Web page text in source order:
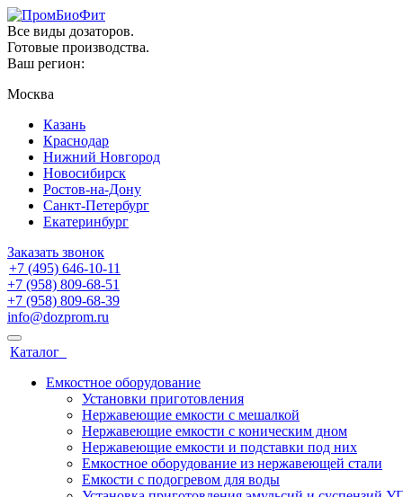
Все виды дозаторов.
Готовые производства.
Ваш регион:
Москва
Казань
Краснодар
Нижний Новгород
Новосибирск
Ростов-на-Дону
Санкт-Петербург
Екатеринбург
Заказать звонок
+7 (495) 646-10-11
+7 (958) 809-68-51
+7 (958) 809-68-39
info@dozprom.ru
Каталог
Емкостное оборудование
Установки приготовления
Нержавеющие емкости с мешалкой
Нержавеющие емкости с коническим дном
Нержавеющие емкости и подставки под них
Емкостное оборудование из нержавеющей стали
Емкости с подогревом для воды